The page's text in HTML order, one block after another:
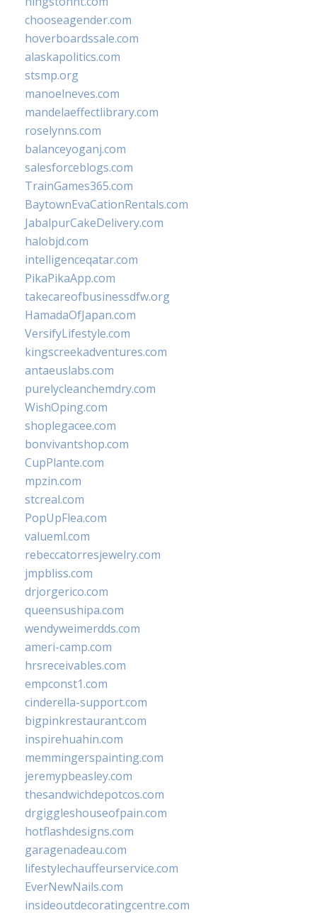
chooseagender.com
hoverboardssale.com
alaskapolitics.com
stsmp.org
manoelneves.com
mandelaeffectlibrary.com
roselynns.com
balanceyoganj.com
salesforceblogs.com
TrainGames365.com
BaytownEvaCationRentals.com
JabalpurCakeDelivery.com
halobjd.com
intelligenceqatar.com
PikaPikaApp.com
takecareofbusinessdfw.org
HamadaOfJapan.com
VersifyLifestyle.com
kingscreekadventures.com
antaeuslabs.com
purelycleanchemdry.com
WishOping.com
shoplegacee.com
bonvivantshop.com
CupPlante.com
mpzin.com
stcreal.com
PopUpFlea.com
valueml.com
rebeccatorresjewelry.com
jmpbliss.com
drjorgerico.com
queensushipa.com
wendyweimerdds.com
ameri-camp.com
hrsreceivables.com
empconst1.com
cinderella-support.com
bigpinkrestaurant.com
inspirehuahin.com
memmingerspainting.com
jeremypbeasley.com
thesandwichdepotcos.com
drgiggleshouseofpain.com
hotflashdesigns.com
garagenadeau.com
lifestylechauffeurservice.com
EverNewNails.com
insideoutdecoratingcentre.com